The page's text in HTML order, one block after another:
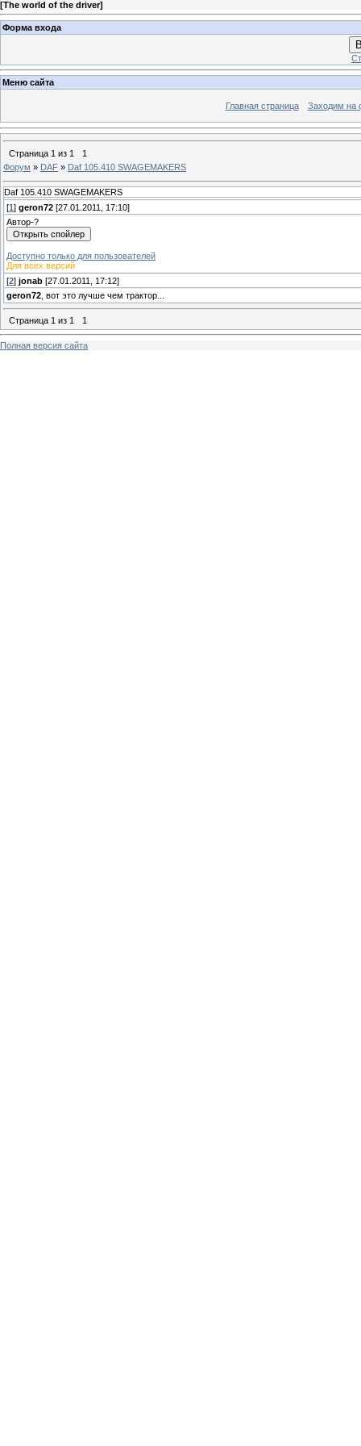
[The world of the driver]
Форма входа
Меню сайта
Главная страница Заходим на
Страница 1 из 1
1
Форум » DAF » Daf 105.410 SWAGEMAKERS
Daf 105.410 SWAGEMAKERS
[1 ] geron72 [27.01.2011, 17:10]
Автор-?
Доступно только для пользователей
Для всех версий
[2] jonab [27.01.2011, 17:12]
geron72 , вот это лучше чем трактор...
Страница 1 из 1 1
Полная версия сайта